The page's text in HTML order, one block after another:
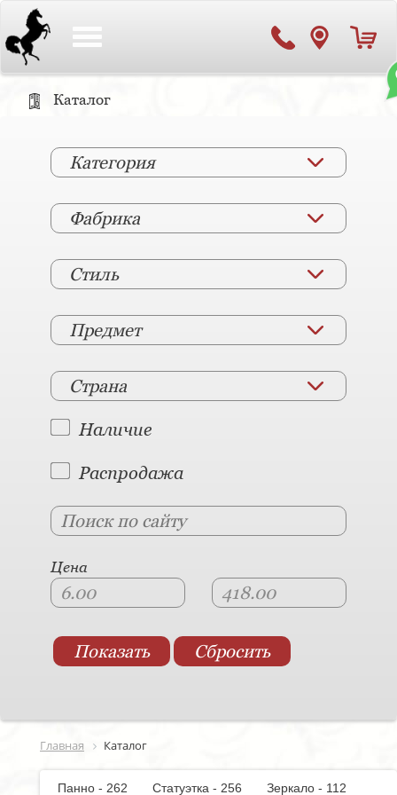
Каталог
Категория
Фабрика
Стиль
Предмет
Страна
Наличие
Распродажа
Цена
Главная Каталог
Панно - 262 Статуэтка - 256
Зеркало - 112